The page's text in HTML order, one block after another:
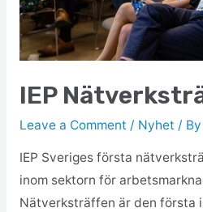
IEP
Leave a Comment / Nyhet / By
IEP Sveriges första
inom sektorn för
Nätverksträffen är den första